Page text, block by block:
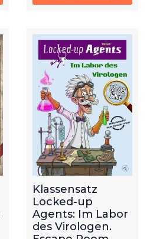
Klassensatz
Locked-up
Agents: Im Labor
des Virologen.